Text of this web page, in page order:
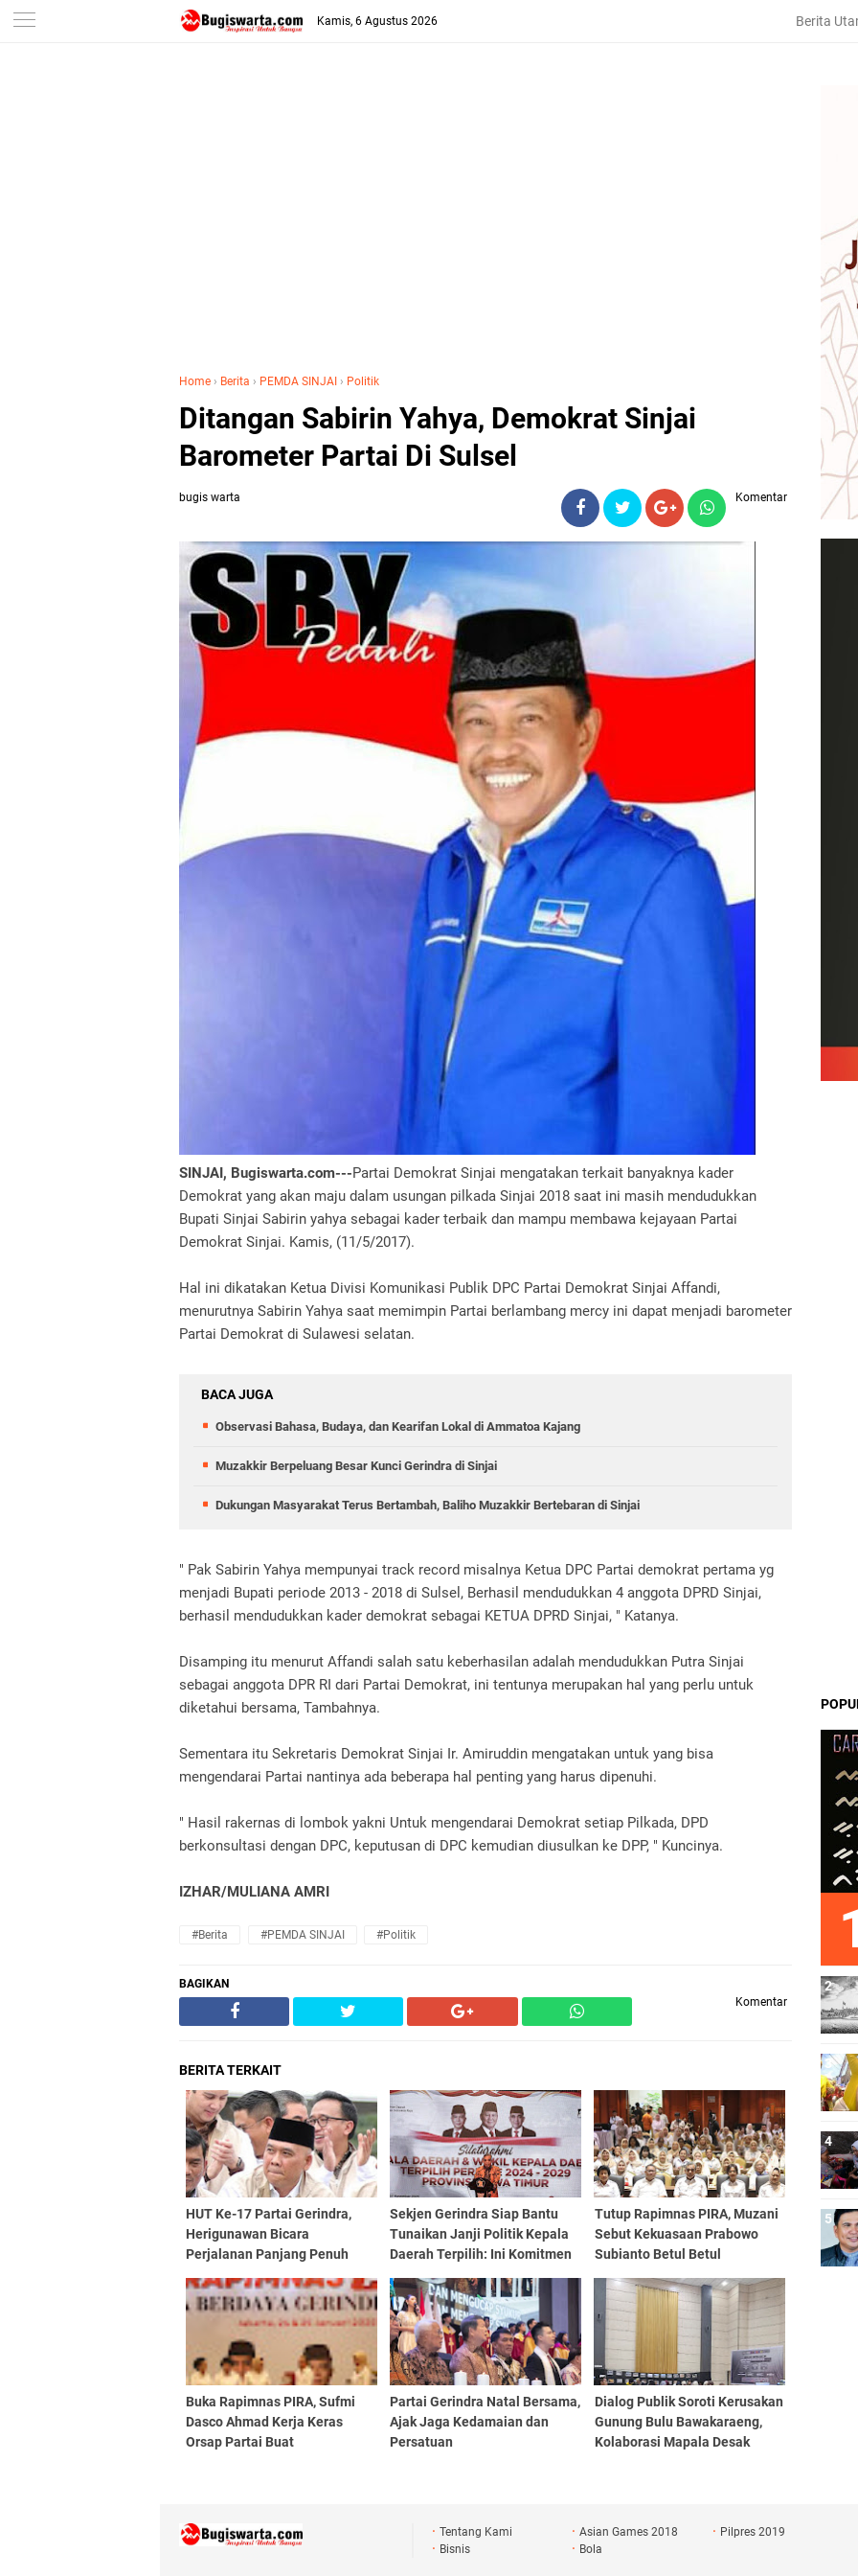
-->
Kamis, 6 Agustus 2026 Berita
Home › Berita › PEMDA SINJAI › Politik
Ditangan Sabirin Yahya, Demokrat Sinjai
Barometer Partai Di Sulsel
bugis warta Komentar
SINJAI, Bugiswarta.com---Partai Demokrat Sinjai mengatakan terkait banyaknya kader
Demokrat yang akan maju dalam usungan pilkada Sinjai 2018 saat ini masih mendudukkan
Bupati Sinjai Sabirin yahya sebagai kader terbaik dan mampu membawa kejayaan Partai
Demokrat Sinjai. Kamis, (11/5/2017).
Hal ini dikatakan Ketua Divisi Komunikasi Publik DPC Partai Demokrat Sinjai Affandi,
menurutnya Sabirin Yahya saat memimpin Partai berlambang mercy ini dapat menjadi barometer
Partai Demokrat di Sulawesi selatan.
BACA JUGA
Observasi Bahasa, Budaya, dan Kearifan Lokal di Ammatoa Kajang
Muzakkir Berpeluang Besar Kunci Gerindra di Sinjai
Dukungan Masyarakat Terus Bertambah, Baliho Muzakkir Bertebaran di Sinjai
" Pak Sabirin Yahya mempunyai track record misalnya Ketua DPC Partai demokrat pertama yg
menjadi Bupati periode 2013 - 2018 di Sulsel, Berhasil mendudukkan 4 anggota DPRD Sinjai,
berhasil mendudukkan kader demokrat sebagai KETUA DPRD Sinjai, " Katanya.
Disamping itu menurut Affandi salah satu keberhasilan adalah mendudukkan Putra Sinjai
sebagai anggota DPR RI dari Partai Demokrat, ini tentunya merupakan hal yang perlu untuk
diketahui bersama, Tambahnya.
Sementara itu Sekretaris Demokrat Sinjai Ir. Amiruddin mengatakan untuk yang bisa
mengendarai Partai nantinya ada beberapa hal penting yang harus dipenuhi.
" Hasil rakernas di lombok yakni Untuk mengendarai Demokrat setiap Pilkada, DPD
berkonsultasi dengan DPC, keputusan di DPC kemudian diusulkan ke DPP, " Kuncinya.
IZHAR/MULIANA AMRI
#Berita #PEMDA SINJAI #Politik
BAGIKAN
Komentar
BERITA TERKAIT
HUT Ke-17 Partai Gerindra,
Herigunawan Bicara
Perjalanan Panjang Penuh
Dedikasi Tanpa Henti
Sekjen Gerindra Siap Bantu
Tunaikan Janji Politik Kepala
Daerah Terpilih: Ini Komitmen
Tutup Rapimnas PIRA, Muzani
Sebut Kekuasaan Prabowo
Subianto Betul Betul
Dan Bangsa
Buka Rapimnas PIRA, Sufmi
Dasco Ahmad Kerja Keras
Orsap Partai Buat
Partai Gerindra Natal Bersama,
Ajak Jaga Kedamaian dan
Persatuan
Dialog Publik Soroti Kerusakan
Gunung Bulu Bawakaraeng,
Kolaborasi Mapala Desak
Tentang Kami Asian Games 2018
Pilpres 2019
Bisnis
Bola